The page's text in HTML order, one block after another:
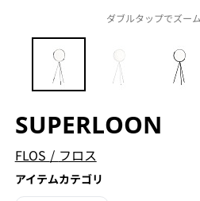
ダブルタップでズー
SUPERLOON
FLOS / フロス
アイテムカテゴリ